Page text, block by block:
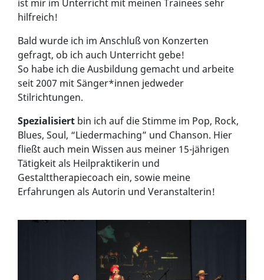
ist mir im Unterricht mit meinen Trainees sehr
hilfreich!
Bald wurde ich im Anschluß von Konzerten
gefragt, ob ich auch Unterricht gebe!
So habe ich die Ausbildung gemacht und arbeite
seit 2007 mit Sänger*innen jedweder
Stilrichtungen.
Spezialisiert bin ich auf die Stimme im Pop, Rock,
Blues, Soul, “Liedermaching” und Chanson. Hier
fließt auch mein Wissen aus meiner 15-jährigen
Tätigkeit als Heilpraktikerin und
Gestalttherapiecoach ein, sowie meine
Erfahrungen als Autorin und Veranstalterin!